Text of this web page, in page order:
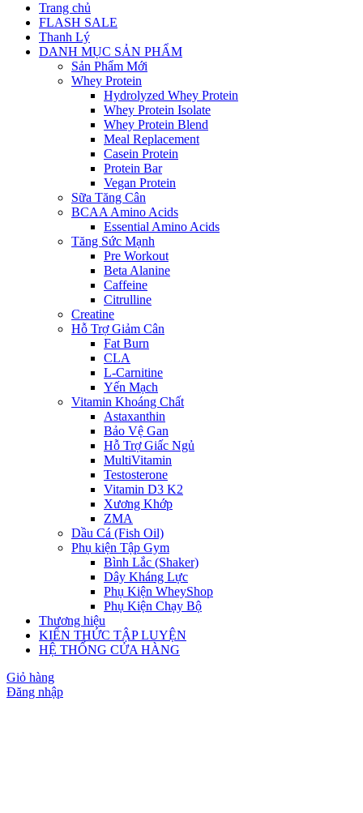
Trang chủ
FLASH SALE
Thanh Lý
DANH MỤC SẢN PHẨM
Sản Phẩm Mới
Whey Protein
Hydrolyzed Whey Protein
Whey Protein Isolate
Whey Protein Blend
Meal Replacement
Casein Protein
Protein Bar
Vegan Protein
Sữa Tăng Cân
BCAA Amino Acids
Essential Amino Acids
Tăng Sức Mạnh
Pre Workout
Beta Alanine
Caffeine
Citrulline
Creatine
Hỗ Trợ Giảm Cân
Fat Burn
CLA
L-Carnitine
Yến Mạch
Vitamin Khoáng Chất
Astaxanthin
Bảo Vệ Gan
Hỗ Trợ Giấc Ngủ
MultiVitamin
Testosterone
Vitamin D3 K2
Xương Khớp
ZMA
Dầu Cá (Fish Oil)
Phụ kiện Tập Gym
Bình Lắc (Shaker)
Dây Kháng Lực
Phụ Kiện WheyShop
Phụ Kiện Chạy Bộ
Thương hiệu
KIẾN THỨC TẬP LUYỆN
HỆ THỐNG CỬA HÀNG
Giỏ hàng
Đăng nhập